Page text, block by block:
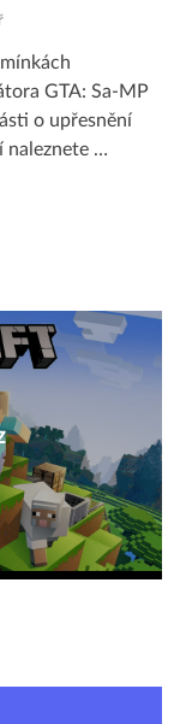
GTA: Sa-MP
o upřesnění
naleznete …